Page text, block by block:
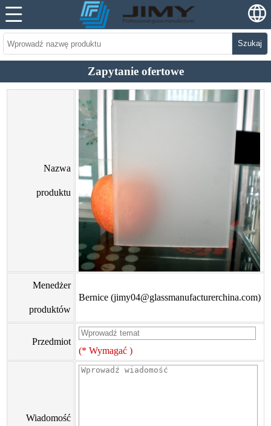
Szukaj
Zapytanie ofertowe
Nazwa
produktu
Menedżer
produktów
Bernice (jimy04@glassmanufacturerchina.com)
Przedmiot
(* Wymagać )
Wiadomość